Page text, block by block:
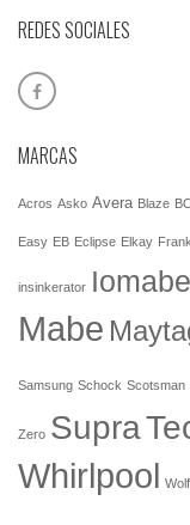
REDES SOCIALES
MARCAS
Acros Asko Avera Blaze
Easy EB Eclipse Elkay
insinkerator Iomabe
Mabe
Samsung Schock Scotsman
Zero Supra
Whirlpool Wolf